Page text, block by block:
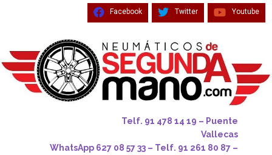
Facebook Twitter Youtube
Telf. 91 478 14 19 – Puente
Vallecas
WhatsApp 627 08 57 33 – Telf. 91 261 80 87 –